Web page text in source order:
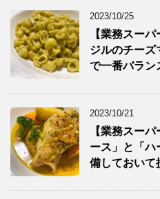
2023/10/25
【業務スー
ジルのチーズ
で一番バラン
2023/10/21
【業務スー
ース」と「ハ
備しておいて